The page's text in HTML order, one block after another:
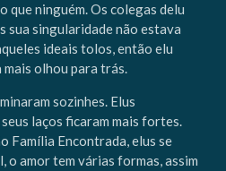
que ninguém. Os colegas delu
sua singularidade não estava
ideais tolos, então elu
mais olhou para trás.
sozinhes. Elus
laços ficaram mais fortes.
Família Encontrada, elus se
o amor tem várias formas, assim